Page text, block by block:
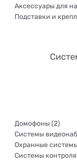
Аксессуары для
Подставки и
Домофоны (2)
Системы
Охранные
Системы